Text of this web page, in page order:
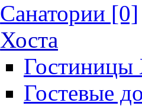
Санатории [0]
Хоста
Гостевые